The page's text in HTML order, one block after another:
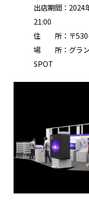
出店期間：2024
21:00
住 所：〒530-
場 所：グラン
SPOT